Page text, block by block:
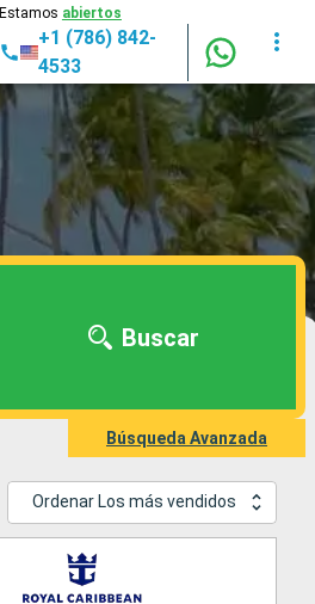
Estamos abiertos
+1 (786) 842-
4533
Buscar
Búsqueda Avanzada
Ordenar Los más vendidos